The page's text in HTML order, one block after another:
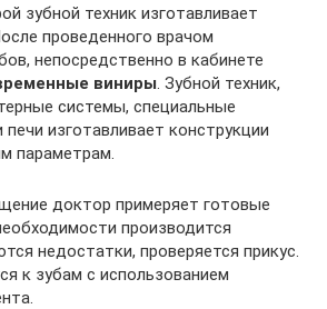
зубной техник изготавливает
проведенного врачом
непосредственно в кабинете
виниры. Зубной техник,
системы, специальные
изготавливает конструкции
параметрам.
доктор примеряет готовые
производится
недостатки, проверяется прикус.
к зубам с использованием